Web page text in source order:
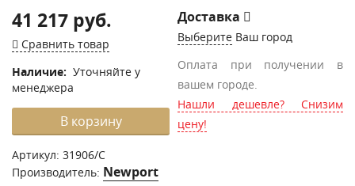
41 217 руб.
Сравнить товар
Наличие: Уточняйте у
менеджера
В корзину
Артикул: 31906/С
Производитель: Newport
Доставка
Выберите Ваш город
Оплата при получении в
вашем городе.
Нашли дешевле? Снизим
цену!